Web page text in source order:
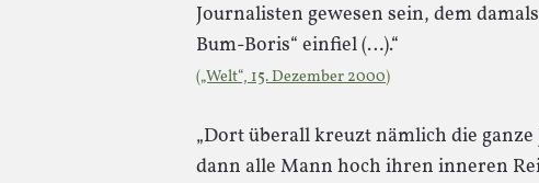
Journalisten gewesen sein, dem
Bum-Boris“ einfiel (…).“
(„Welt“, 15. Dezember 2000)
„Dort überall kreuzt nämlich die
dann alle Mann hoch ihren inneren